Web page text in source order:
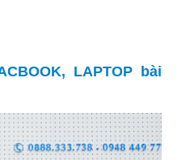
LAPTOP bài